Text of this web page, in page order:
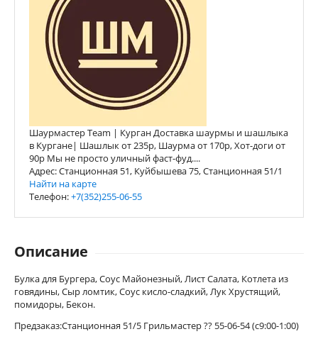
Шаурмастер Team | Курган Доставка шаурмы и шашлыка
в Кургане| Шашлык от 235р, Шаурма от 170р, Хот-доги от
90р Мы не просто уличный фаст-фуд....
Адрес: Станционная 51, Куйбышева 75, Станционная 51/1
Найти на карте
Телефон:+7(352)255-06-55
Описание
Булка для Бургера, Соус Майонезный, Лист Салата, Котлета из
говядины, Сыр ломтик, Соус кисло-сладкий, Лук Хрустящий,
помидоры, Бекон.
Предзаказ:Станционная 51/5 Грильмастер ?? 55-06-54 (с9:00-1:00)